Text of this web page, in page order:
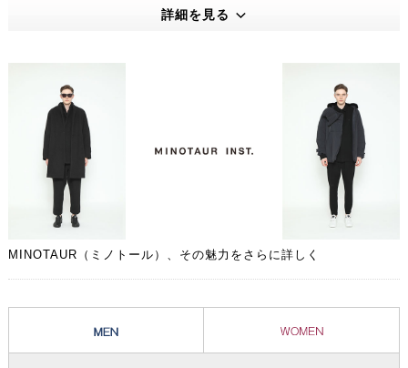
に至るまで再構築し、よりハイクオリティーで革新的な物作りをモット
ーに制作するアパレルライン。定番的なアイテム1つ1つは、コーディ
詳細を見る
MINOTAUR（ミノトール）、その魅力をさらに詳しく